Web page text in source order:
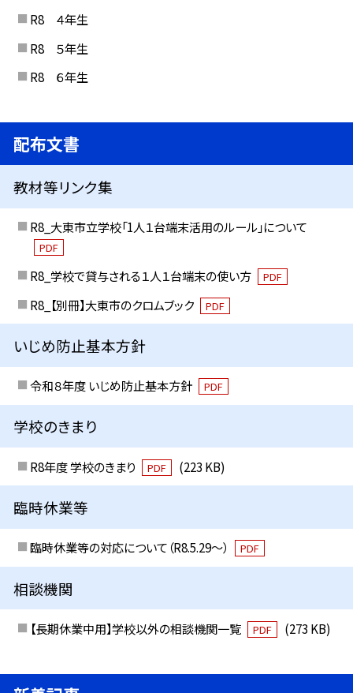
R8 ４年生
R8 ５年生
R8 ６年生
配布文書
教材等リンク集
R8_大東市立学校「1人１台端末活用のルール」について
PDF
R8_学校で貸与される１人１台端末の使い方 PDF
R8_【別冊】大東市のクロムブック PDF
いじめ防止基本方針
令和８年度 いじめ防止基本方針 PDF
学校のきまり
R8年度 学校のきまり PDF (223 KB)
臨時休業等
臨時休業等の対応について（R8.5.29～） PDF
相談機関
【長期休業中用】学校以外の相談機関一覧 PDF (273 KB)